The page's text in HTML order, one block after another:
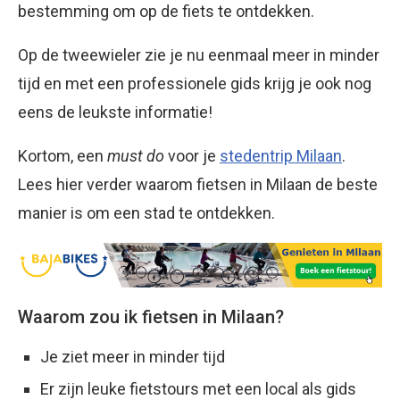
bestemming om op de fiets te ontdekken.
Op de tweewieler zie je nu eenmaal meer in minder
tijd en met een professionele gids krijg je ook nog
eens de leukste informatie!
Kortom, een must dovoor je stedentrip Milaan.
Lees hier verder waarom fietsen in Milaan de beste
manier is om een stad te ontdekken.
Waarom zou ik fietsen in Milaan?
Je ziet meer in minder tijd
Er zijn leuke fietstours met een local als gids